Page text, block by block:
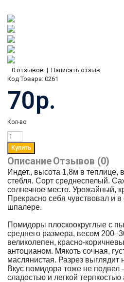
0 отзывов | Написать отзыв
Код Товара: 0261
70р.
Кол-во
ОписаниеОтзывов (0)
Индет., высота 1,8м в
стебля. Сорт среднеспелый.
солнечное место. Урожайный,
Прекрасно себя чувствовал и в
шпалере.
Помидоры плоскоокруглые с
среднего размера, весом
великолепен, красно-
антоцианом. Мякоть сочная,
маслянистая. Разрез выглядит
Вкус помидора тоже не подвел
сладостью и легкой терпкостью